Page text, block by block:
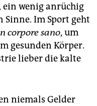
ein wenig anrüchig
Im Sport geht
corpore sano, um
gesunden Körper.
lieber die kalte
niemals Gelder